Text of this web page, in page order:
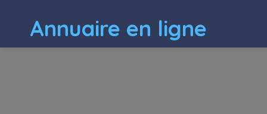
Annuaire en ligne